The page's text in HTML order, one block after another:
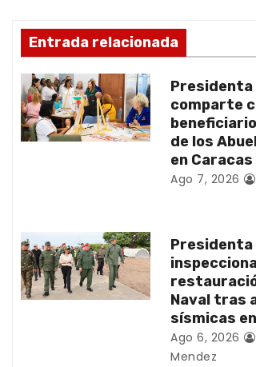
n
d
e
e
r
a
Entrada relacionada
Presidenta
comparte
de los
en Caracas
Ago 7, 2026
Presidenta
Naval tras
sísmicas
Ago 6, 2026
Mendez